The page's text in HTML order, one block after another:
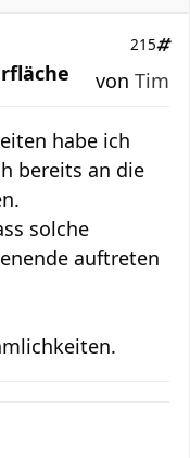
215
von Tim
habe ich
bereits an die
solche
auftreten